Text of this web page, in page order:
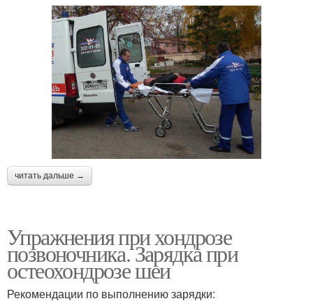
читать дальше →
Упражнения при хондрозе
позвоночника. Зарядка при
остеохондрозе шеи
Рекомендации по выполнению зарядки: